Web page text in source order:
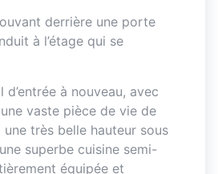
derrière une porte
à l’étage qui se
d’entrée à nouveau, avec
une vaste pièce de vie de
très belle hauteur sous
superbe cuisine semi-
équipée et